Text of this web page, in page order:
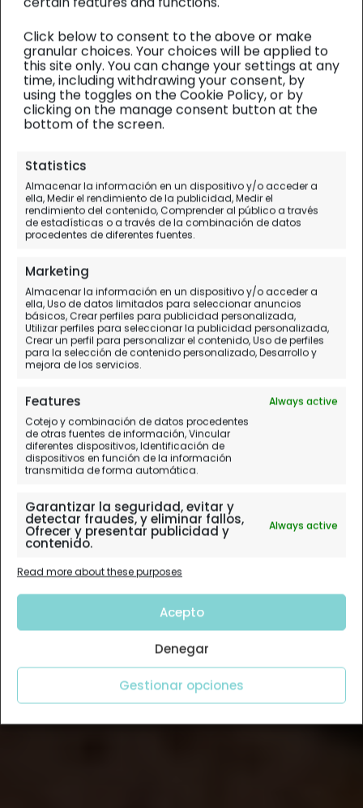
Click below to consent to the above or make
granular choices. Your choices will be applied to
this site only. You can change your settings at any
time, including withdrawing your consent, by
using the toggles on the Cookie Policy, or by
clicking on the manage consent button at the
bottom of the screen.
Statistics
Almacenar la información en un dispositivo y/o acceder a
ella, Medir el rendimiento de la publicidad, Medir el
rendimiento del contenido, Comprender al público a través
de estadísticas o a través de la combinación de datos
procedentes de diferentes fuentes.
Marketing
Almacenar la información en un dispositivo y/o acceder a
ella, Uso de datos limitados para seleccionar anuncios
básicos, Crear perfiles para publicidad personalizada,
Utilizar perfiles para seleccionar la publicidad personalizada,
Crear un perfil para personalizar el contenido, Uso de perfiles
para la selección de contenido personalizado, Desarrollo y
mejora de los servicios.
Features
Always active
Cotejo y combinación de datos procedentes
de otras fuentes de información, Vincular
diferentes dispositivos, Identificación de
dispositivos en función de la información
transmitida de forma automática.
Garantizar la seguridad, evitar y
detectar fraudes, y eliminar fallos,
Ofrecer y presentar publicidad y
contenido.
Always active
Read more about these purposes
Acepto
Denegar
Gestionar opciones
Ganas de vivir (97
años)